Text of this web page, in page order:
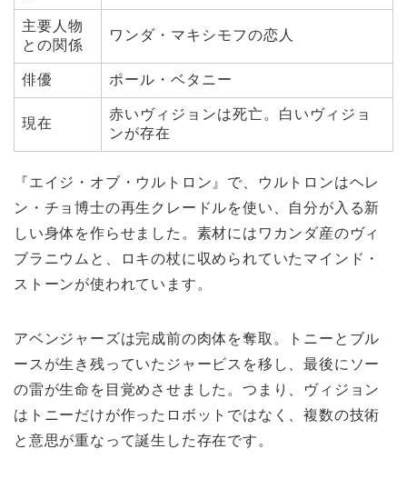
主要人物
との関係
ワンダ・マキシモフの恋人
俳優 ポール・ベタニー
現在
赤いヴィジョンは死亡。白いヴィジョ
ンが存在
『エイジ・オブ・ウルトロン』で、ウルトロンはヘレ
ン・チョ博士の再生クレードルを使い、自分が入る新
しい身体を作らせました。素材にはワカンダ産のヴィ
ブラニウムと、ロキの杖に収められていたマインド・
ストーンが使われています。
アベンジャーズは完成前の肉体を奪取。トニーとブル
ースが生き残っていたジャービスを移し、最後にソー
の雷が生命を目覚めさせました。つまり、ヴィジョン
はトニーだけが作ったロボットではなく、複数の技術
と意思が重なって誕生した存在です。